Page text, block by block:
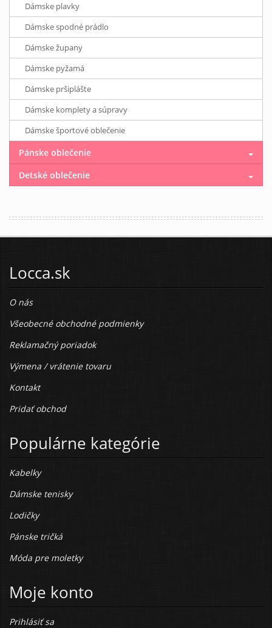
Dámske plavky
Dámske spodné prádlo
Dámske župany
Dámske pyžamá
Dámske pršiplášte
Dámske komplety a súpravy
Dámske športové oblečenie
Pánske oblečenie
Detské oblečenie
Locca.sk
O nás
Všeobecné obchodné podmienky
Reklamačný poriadok
Výmena / vrátenie tovaru
Kontakt
Pridať obchod
Populárne kategórie
Kabelky
Dámske tenisky
Lodičky
Pánske tričká
Móda pre moletky
Moje konto
Prihlásiť sa